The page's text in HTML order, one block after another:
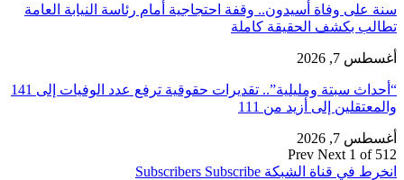
سنة على وفاة أسيدون.. وقفة احتجاجية أمام رئاسة النيابة العامة
تطالب بكشف الحقيقة كاملة
أغسطس 7, 2026
“أحداث سبتة ومليلية”.. تقديرات حقوقية ترفع عدد الوفيات إلى 141
والمعتقلين إلى أزيد من 111
أغسطس 7, 2026
Prev Next 1 of 512
انخرط في قناة الشبكة
Subscribers Subscribe